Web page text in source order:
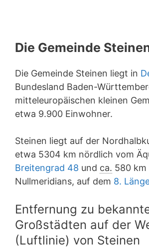
Die Gemeinde
Die Gemeinde Steinen liegt in
Bundesland Baden-
mitteleuropäischen kleinen
etwa 9.900 Einwohner.
Steinen liegt auf der
etwa 5304 km nördlich vom
Breitengrad 48 und ca. 580 km
Nullmeridians, auf dem 8.
Entfernung zu
Großstädten auf der
(Luftlinie) von Steinen